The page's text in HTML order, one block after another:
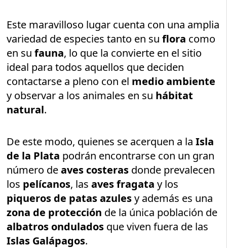
Este maravilloso lugar cuenta con una amplia
variedad de especies tanto en suflora como
en sufauna, lo que la convierte en el sitio
ideal para todos aquellos que deciden
contactarse a pleno con el medio ambiente
y observar a los animales en su hábitat
natural.
De este modo, quienes se acerquen a laIsla
de la Plata podrán encontrarse con un gran
número deaves costeras donde prevalecen
los pelícanos, las aves fragata y los
piqueros de patas azulesy además es una
zona de protección de la única población de
albatros ondulados que viven fuera de las
Islas Galápagos.